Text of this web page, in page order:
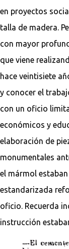
en proyectos
talla de madera.
con mayor
que viene
hace veintisiete
y conocer el
con un oficio
económicos y
elaboración de
monumentales
el mármol
estandarizada
oficio. Recuerda
instrucción